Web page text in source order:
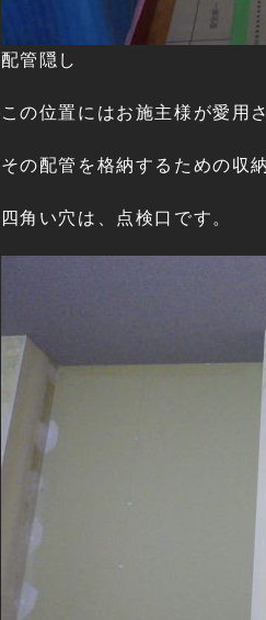
配管隠し
この位置にはお施主様が愛用
その配管を格納するための収
四角い穴は、点検口です。